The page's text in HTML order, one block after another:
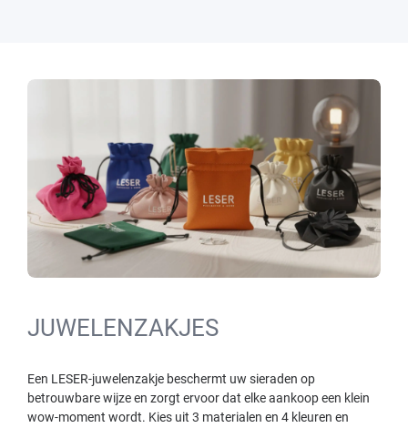
JUWELENZAKJES
Een LESER-juwelenzakje beschermt uw sieraden op
betrouwbare wijze en zorgt ervoor dat elke aankoop een klein
wow-moment wordt. Kies uit 3 materialen en 4 kleuren en